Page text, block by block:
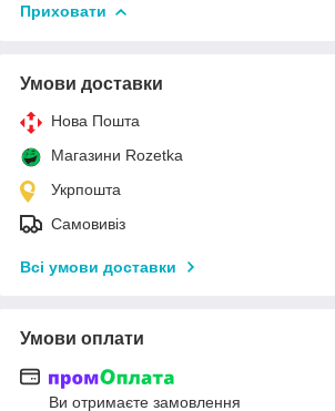
Приховати
Умови доставки
Нова Пошта
Магазини Rozetka
Укрпошта
Самовивіз
Всі умови доставки
Умови оплати
Ви отримаєте замовлення